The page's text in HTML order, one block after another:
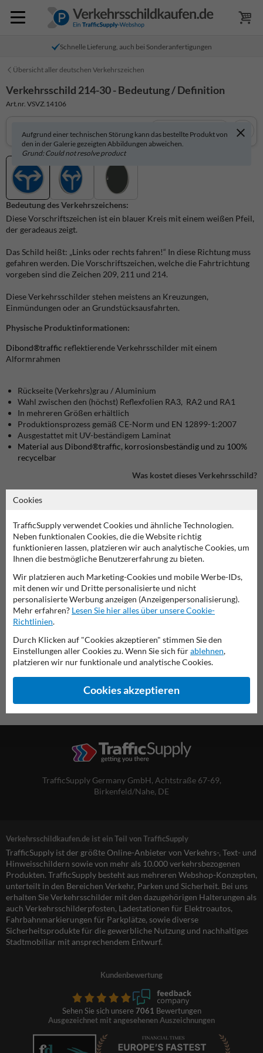
Schnelle Lieferung, auch bei Sonderanfertigungen
Übersicht aller deutschen Verkehrszeichen
Verkehrsschild 214-30
diese Informationen ausdrucken
Übersicht der offiziellen Verkehrsschilder
Verkehrsschildkaufen.de
Verkehrsschild 214-30 - Bedeutung / Definition
Art.nr. VSVZ.14106
Aufgrund einer technischen Störung kann das bestellte Produkt von
den in der Galerie gezeigten Abbildungen abweichen.
Grund: Could not resolve product
In 3D anzeigen
Bedeutung des Verkehrszeichens:
Diese Vorschriftszeichen ist ein blauer Kreis mit einem weißen Pfeil,
der geradeaus zeigt.
Das Schild heißt: „Links oder rechts fahren!“ In diese Richtung muss
gefahren werden. Die Vorschriftszeichen, welche die Fahrtrichtung
vorgeben sind die Zeichen 209, 211 und 214.
Diese Verkehrsschilder stehen meistens an Kreuzungen,
Einmündungen oder an Grundstücksausfahrten.
Physische Produktinformationen:
Dibond®traffic reflektierende Verkehrsschilder mit einem
Alformrahmen
Rückseite (Verkehrs)grau / Aluminium
Wahl zwischen den (höchst) Reflexfolien RA3, RA2 und RA1
In mehreren Größen erhältlich
Produktionsprozess gemäß CE-Norm und EN 12899-1:2007
Ausgestattet mit UV-beständigem Laminat
Material aus Dibond®traffic, korrosionsbeständig und zu 100%
recycelbar
Was kostet dieses Verkehrsschild?
TrafficSupply Germany GmbH, Achtstraße 67-69,
Birkenfeld/Nahe, DE
Verkehrsschildkaufen.de ist ein Teil von TrafficSupply
TrafficSupply ist der größte Online-Anbieter von Verkehrs-, Text- und
Hinweisschildern sowie von mehr als 10.000 verkehrsbezogenen
Produkten. TrafficSupply besteht aus mehreren Webshop-Konzepten,
unterteilt in den Bereichen Verkehr, Parken und Sicherheit. Bei uns
erhalten Sie Verkehrsschilder mit den dazugehörigen Halterungen als
auch Verkehrsschilderpfosten, Ladestationen für Elektroautos,
Fahrbahnmarkierungen für Parkplätze, sowie diverse
Sicherheitsprodukte für die gewerbliche Nutzung und nachhaltiges
Stadtmobiliar mit ansprechendem Entwurf.
Kundenbewertung
Sehen Sie sich unsere 7061 Bewertungen
Ausgezeichnet mit angesehenen Auszeichnungen
Cookies
TrafficSupply verwendet Cookies und ähnliche Technologien.
Neben funktionalen Cookies, die die Website richtig
funktionieren lassen, platzieren wir auch analytische Cookies, um
Ihnen die bestmögliche Benutzererfahrung zu bieten.
Wir platzieren auch Marketing-Cookies und mobile Werbe-IDs,
mit denen wir und Dritte personalisierte und nicht
personalisierte Werbung anzeigen (Anzeigenpersonalisierung).
Mehr erfahren? Lesen Sie hier alles über unsere Cookie-
Richtlinien.
Durch Klicken auf "Cookies akzeptieren" stimmen Sie den
Einstellungen aller Cookies zu. Wenn Sie sich fürablehnen,
platzieren wir nur funktionale und analytische Cookies.
Cookies akzeptieren